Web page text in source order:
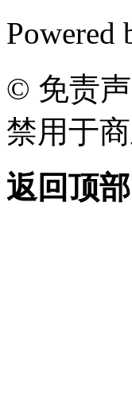
Powered
© 免责
禁用于
返回顶部